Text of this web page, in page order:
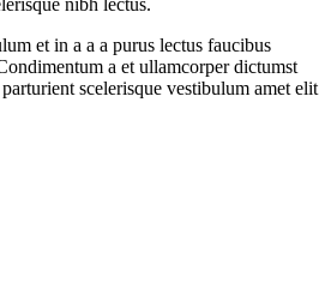
nibh lectus.
et in a a a purus lectus faucibus
a et ullamcorper dictumst
scelerisque vestibulum amet elit